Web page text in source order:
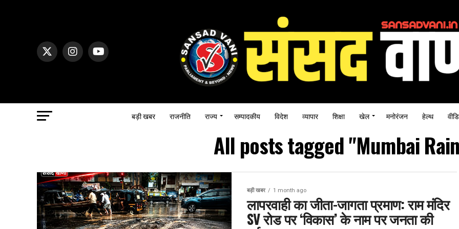
बड़ी खबर राजनीति राज्य सम्पादकीय विदेश व्यापार शिक्षा खेल मनोरंजन हेल्थ
All posts tagged "Mumbai
बड़ी खबर 1 month ago
लापरवाही का जीता-जागता प्रमाण: राम मंदिर
SV रोड पर ‘विकास’ के नाम पर जनता की